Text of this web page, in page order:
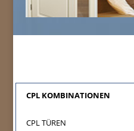
CPL KOMBINATIONEN
CPL TÜREN